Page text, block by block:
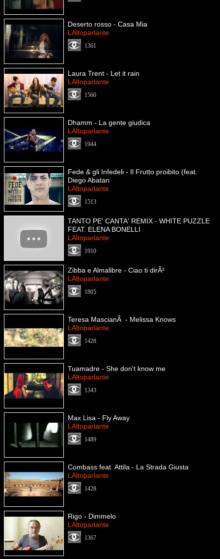
Deserto rosso - Casa Mia
LAltoparlante
1361
Laura Trent - Let it rain
LAltoparlante
1560
Dhamm - La gente giudica
LAltoparlante
1944
Fede & gli Infedeli - Il Frutto proibito (feat.
Diego Abatan
LAltoparlante
1513
TANTO PE' CANTA' REMIX - WHITE PUZZLE
FEAT. ELENA BONELLI
LAltoparlante
1910
Zibba e Almalibre - Ciao ti dirÃ²
LAltoparlante
1805
Teresa MascianÃ - Melissa Knows
LAltoparlante
1428
Tuamadre - She don't know me
LAltoparlante
1343
Max Lisa - Fly Away
LAltoparlante
1489
Combass feat. Attila - La Strada Giusta
LAltoparlante
1428
Rigo - Dimmelo
LAltoparlante
1367